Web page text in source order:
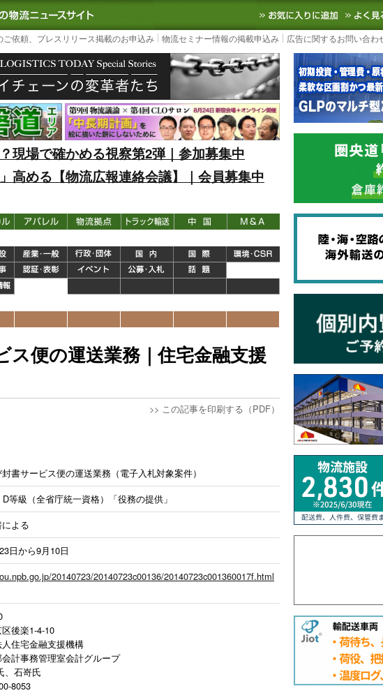
TODAY｜国内最大の物流ニュースサイト3PL, SCMなど国内外の最新の物流ニュー
お気に
ご依頼、プレスリリース掲載のお申込み 物流セミナー情報の掲載申込み 広告に関するお問い合わ
現場で確かめる視察第2弾｜参加募集中
高める【物流広報連絡会議】｜会員募集中
ス便の運送業務｜住宅金融支援
>> この記事を印刷する（PDF）
書サービス便の運送業務（電子入札対象案件）
等級（全省庁統一資格）「役務の提供」
よる
日から9月10日
20140723/20140723c00136/20140723c001360017f.html
後楽1-4-10
住宅金融支援機構
計事務管理室会計グループ
、石嵜氏
8053